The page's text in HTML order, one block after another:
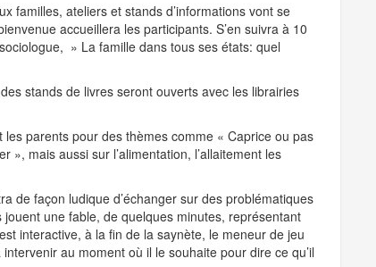
familles, ateliers et stands d’informations vont se
accueillera les participants. S’en suivra à 10
» La famille dans tous ses états: quel
stands de livres seront ouverts avec les librairies
parents pour des thèmes comme « Caprice ou pas
mais aussi sur l’alimentation, l’allaitement les
de façon ludique d’échanger sur des problématiques
une fable, de quelques minutes, représentant
interactive, à la fin de la saynète, le meneur de jeu
au moment où il le souhaite pour dire ce qu’il